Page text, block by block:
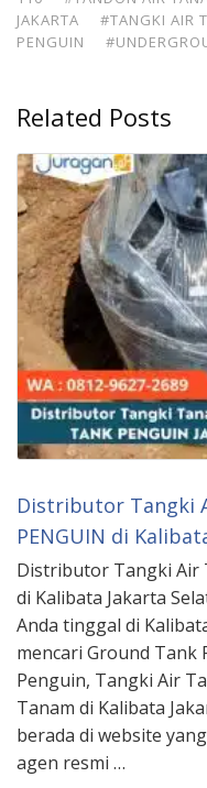
JAKARTA
#TANGKI AIR
PENGUIN
Related Posts
Distributor Tangki
PENGUIN di
Distributor Tangki Air
di Kalibata Jakarta
Anda tinggal di
mencari Ground
Penguin, Tangki Air
Tanam di Kalibata
berada di website
agen resmi …